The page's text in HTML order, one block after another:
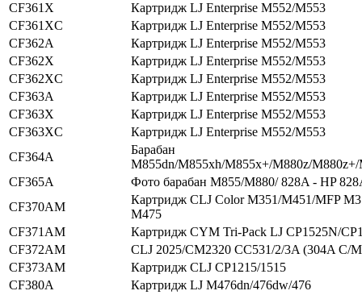
CF361X
Картридж LJ Enterprise M552/M553
CF361XC
Картридж LJ Enterprise M552/M553
CF362A
Картридж LJ Enterprise M552/M553
CF362X
Картридж LJ Enterprise M552/M553
CF362XC
Картридж LJ Enterprise M552/M553
CF363A
Картридж LJ Enterprise M552/M553
CF363X
Картридж LJ Enterprise M552/M553
CF363XC
Картридж LJ Enterprise M552/M553
CF364A
Барабан
M855dn/M855xh/M855x+/M880z/
CF365A
Фото барабан M855/M880/ 828A - HP
CF370AM
Картридж CLJ Color M351/M451/MFP
M475
CF371AM
Картридж CYM Tri-Pack LJ CP1525N/
CF372AM
CLJ 2025/CM2320 CC531/2/3A (304A C/
CF373AM
Картридж CLJ CP1215/1515
CF380A
Картридж LJ M476dn/476dw/476